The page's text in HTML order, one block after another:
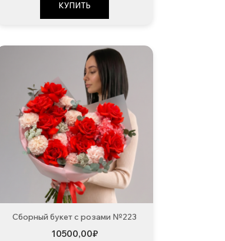
КУПИТЬ
Сборный букет с розами №223
10500,00₽